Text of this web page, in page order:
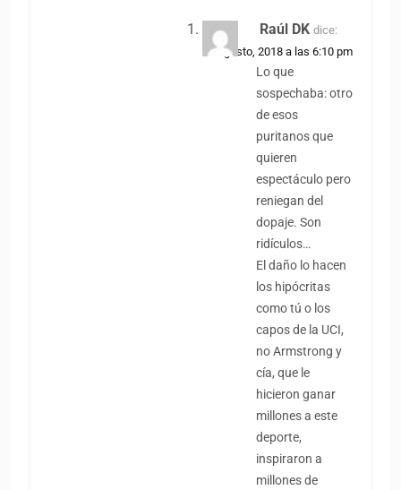
Raúl DK dice:
18 agosto, 2018 a las 6:10 pm
Lo que
sospechaba: otro
de esos
puritanos que
quieren
espectáculo pero
reniegan del
dopaje. Son
ridículos…
El daño lo hacen
los hipócritas
como tú o los
capos de la UCI,
no Armstrong y
cía, que le
hicieron ganar
millones a este
deporte,
inspiraron a
millones de